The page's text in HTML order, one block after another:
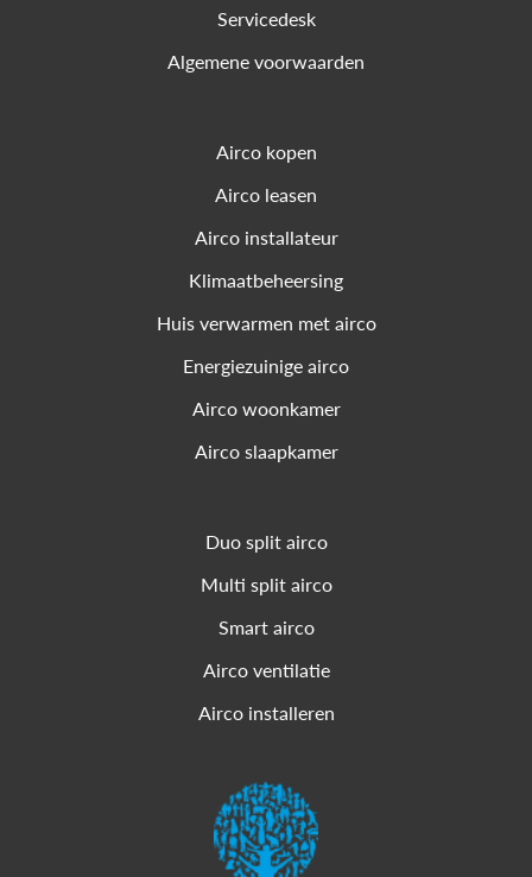
Servicedesk
Algemene voorwaarden
Airco kopen
Airco leasen
Airco installateur
Klimaatbeheersing
Huis verwarmen met airco
Energiezuinige airco
Airco woonkamer
Airco slaapkamer
Duo split airco
Multi split airco
Smart airco
Airco ventilatie
Airco installeren